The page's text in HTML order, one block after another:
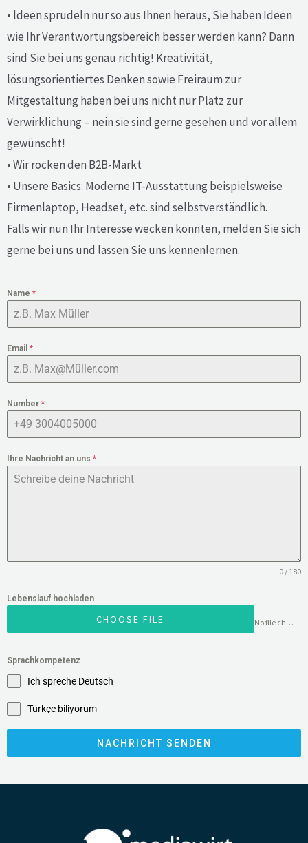
• ldeen sprudeln nur so aus Ihnen heraus, Sie haben Ideen
wie Ihr Verantwortungsbereich besser werden kann? Dann
sind Sie bei uns genau richtig! Kreativität,
lösungsorientiertes Denken sowie Freiraum zur
Mitgestaltung haben bei uns nicht nur Platz zur
Verwirklichung – nein sie sind gerne gesehen und vor allem
gewünscht!
• Wir rocken den B2B-Markt
• Unsere Basics: Moderne IT-Ausstattung beispielsweise
Firmenlaptop, Headset, etc. sind selbstverständlich.
Falls wir nun Ihr Interesse wecken konnten, melden Sie sich
gerne bei uns und lassen Sie uns kennenlernen.
Name *
Email *
Number *
Ihre Nachricht an uns *
0 / 180
Lebenslauf hochladen
CHOOSE FILE No file chosen
Sprachkompetenz
Ich spreche Deutsch
Türkçe biliyorum
NACHRICHT SENDEN